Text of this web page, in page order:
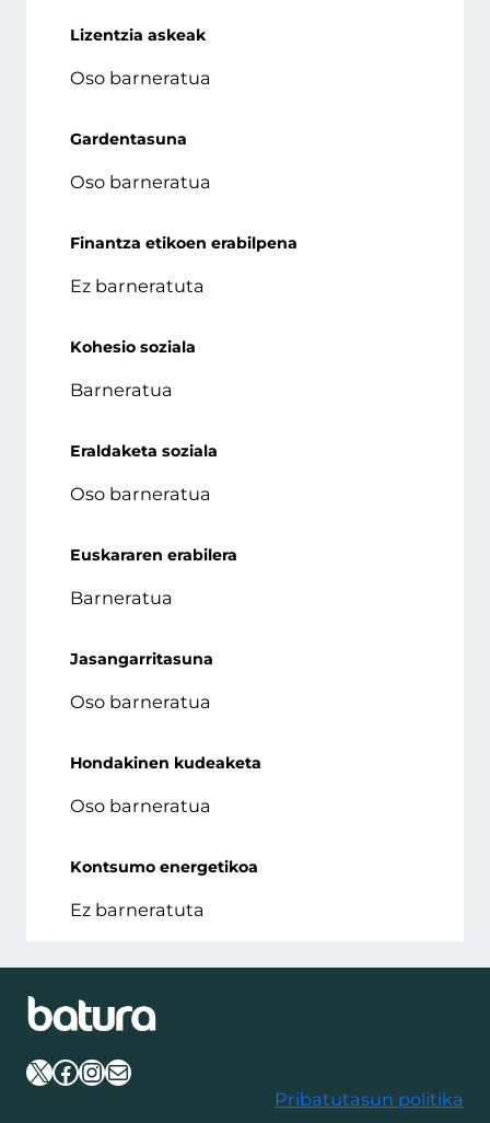
Lizentzia askeak
Oso barneratua
Gardentasuna
Oso barneratua
Finantza etikoen erabilpena
Ez barneratuta
Kohesio soziala
Barneratua
Eraldaketa soziala
Oso barneratua
Euskararen erabilera
Barneratua
Jasangarritasuna
Oso barneratua
Hondakinen kudeaketa
Oso barneratua
Kontsumo energetikoa
Ez barneratuta
X Facebook
Instagram
Mail
Pribatutasun politika